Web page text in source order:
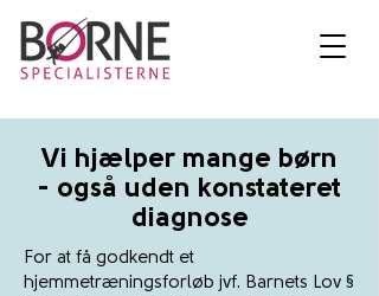
Vi hjælper mange børn
- også uden konstateret
diagnose
For at få godkendt et
hjemmetræningsforløb jvf. Barnets Lov §